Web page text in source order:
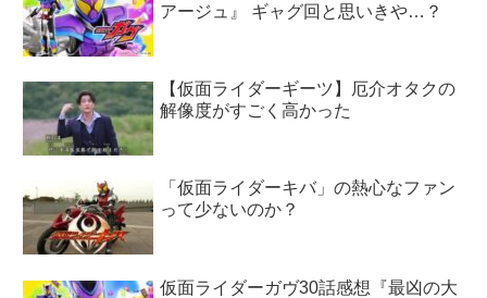
アージュ』 ギャグ回と思いきや…？
【仮面ライダーギーツ】厄介オタクの
解像度がすごく高かった
「仮面ライダーキバ」の熱心なファン
って少ないのか？
仮面ライダーガヴ30話感想『最凶の大